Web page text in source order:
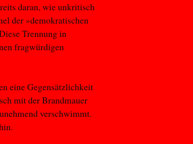
daran, wie unkritisch
der »demokratischen
Trennung in
fragwürdigen
eine Gegensätzlichkeit
mit der Brandmauer
verschwimmt.